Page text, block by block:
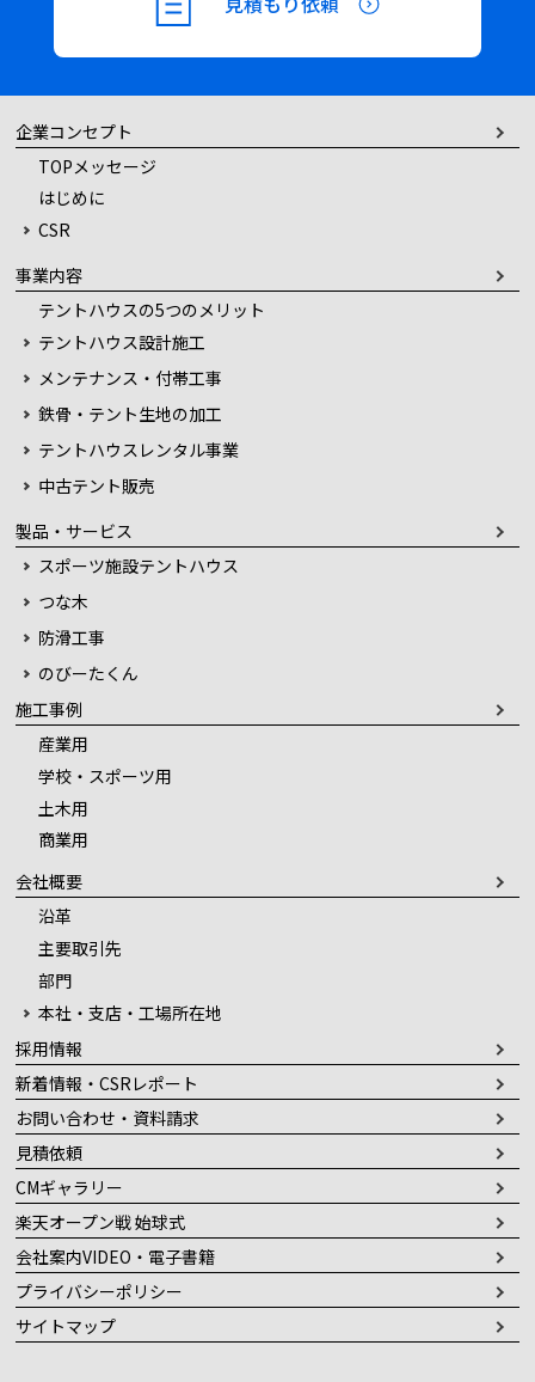
企業コンセプト
TOPメッセージ
はじめに
CSR
事業内容
テントハウスの5つのメリット
テントハウス設計施工
メンテナンス・付帯工事
鉄骨・テント生地の加工
テントハウスレンタル事業
中古テント販売
製品・サービス
スポーツ施設テントハウス
つな木
防滑工事
のびーたくん
施工事例
産業用
学校・スポーツ用
土木用
商業用
会社概要
沿革
主要取引先
部門
本社・支店・工場所在地
採用情報
新着情報・CSRレポート
お問い合わせ・資料請求
見積依頼
CMギャラリー
楽天オープン戦 始球式
会社案内VIDEO・電子書籍
プライバシーポリシー
サイトマップ